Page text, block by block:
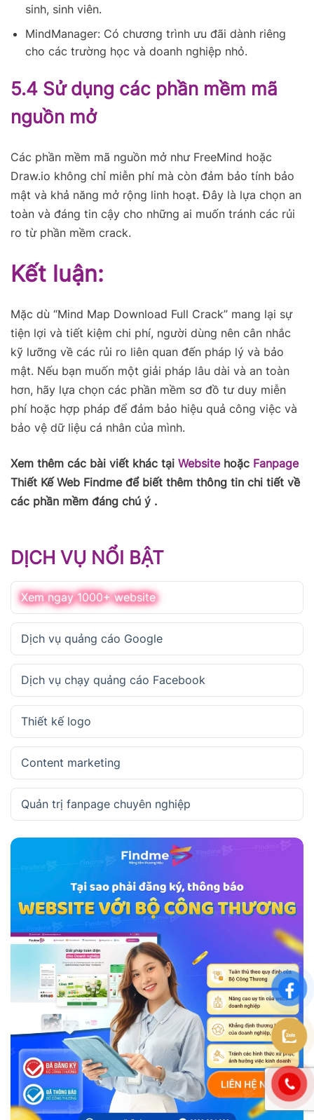
sinh, sinh viên.
MindManager: Có chương trình ưu đãi dành riêng
cho các trường học và doanh nghiệp nhỏ.
5.4 Sử dụng các phần mềm mã
nguồn mở
Các phần mềm mã nguồn mở như FreeMind hoặc
Draw.io không chỉ miễn phí mà còn đảm bảo tính bảo
mật và khả năng mở rộng linh hoạt. Đây là lựa chọn an
toàn và đáng tin cậy cho những ai muốn tránh các rủi
ro từ phần mềm crack.
Kết luận:
Mặc dù “Mind Map Download Full Crack” mang lại sự
tiện lợi và tiết kiệm chi phí, người dùng nên cân nhắc
kỹ lưỡng về các rủi ro liên quan đến pháp lý và bảo
mật. Nếu bạn muốn một giải pháp lâu dài và an toàn
hơn, hãy lựa chọn các phần mềm sơ đồ tư duy miễn
phí hoặc hợp pháp để đảm bảo hiệu quả công việc và
bảo vệ dữ liệu cá nhân của mình.
Xem thêm các bài viết khác tại Websitehoặc Fanpage
Thiết Kế Web Findme để biết thêm thông tin chi tiết về
các phần mềm đáng chú ý .
DỊCH VỤ NỔI BẬT
Xem ngay 1000+ website
Dịch vụ quảng cáo Google
Dịch vụ chạy quảng cáo Facebook
Thiết kế logo
Content marketing
Quản trị fanpage chuyên nghiệp